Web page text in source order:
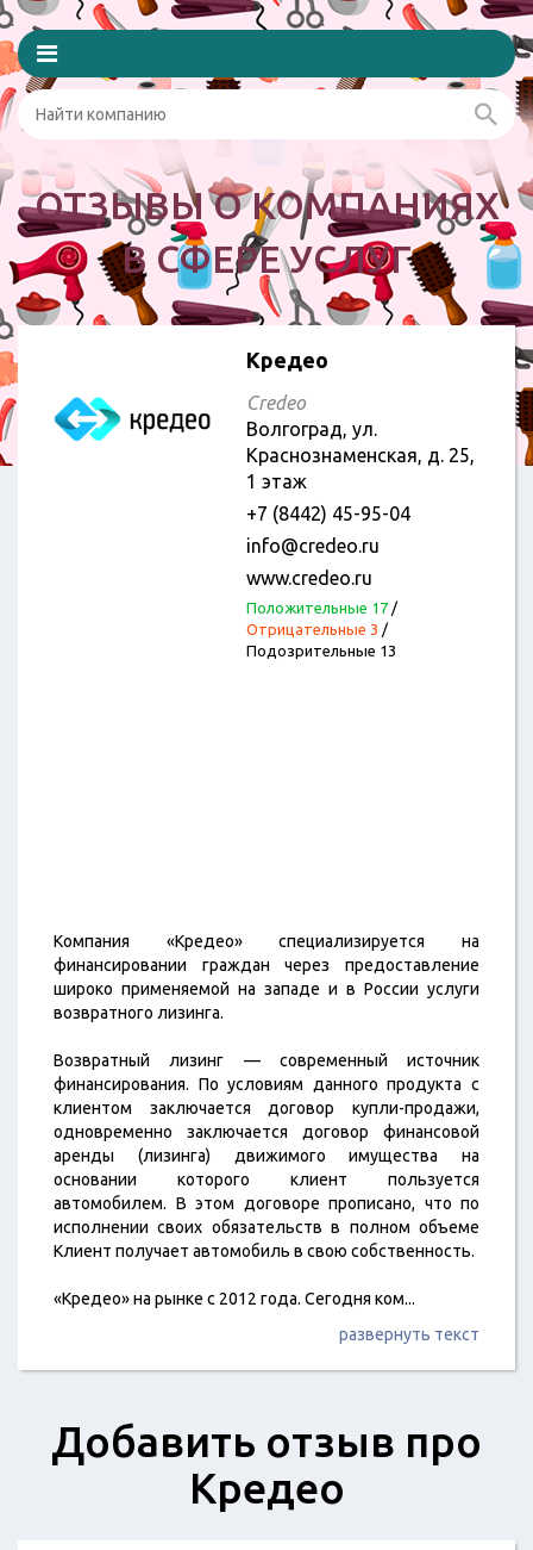
ОТЗЫВЫ О КОМПАНИЯХ
В СФЕРЕ УСЛУГ
Кредео
Credeo
Волгоград, ул.
Краснознаменская, д. 25,
1 этаж
+7 (8442) 45-95-04
info@credeo.ru
www.credeo.ru
Положительные 17/
Отрицательные 3 /
Подозрительные 13
Компания «Кредео» специализируется на
финансировании граждан через предоставление
широко применяемой на западе и в России услуги
возвратного лизинга.
Возвратный лизинг — современный источник
финансирования. По условиям данного продукта с
клиентом заключается договор купли-продажи,
одновременно заключается договор финансовой
аренды (лизинга) движимого имущества на
основании которого клиент пользуется
автомобилем. В этом договоре прописано, что по
исполнении своих обязательств в полном объеме
Клиент получает автомобиль в свою собственность.
«Кредео» на рынке с 2012 года. Сегодня ком...
развернуть текст
Добавить отзыв про
Кредео